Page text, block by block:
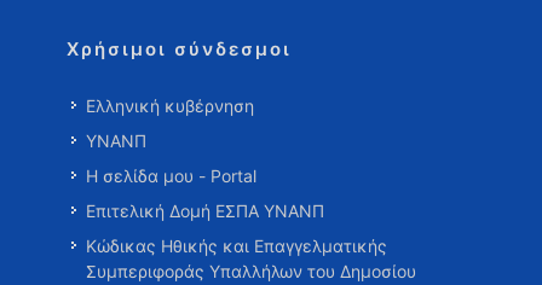
Χρήσιμοι σύνδεσμοι
Ελληνική κυβέρνηση
ΥΝΑΝΠ
Η σελίδα μου - Portal
Επιτελική Δομή ΕΣΠΑ ΥΝΑΝΠ
Κώδικας Ηθικής και Επαγγελματικής
Συμπεριφοράς Υπαλλήλων του Δημοσίου